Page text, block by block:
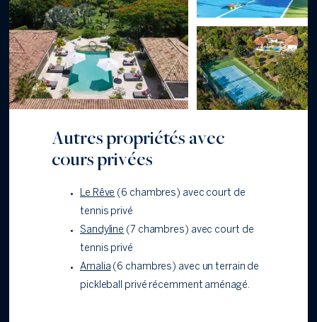
Autres propriétés avec
cours privées
Le Rêve (6 chambres) avec court de
tennis privé
Sandyline (7 chambres) avec court de
tennis privé
Amalia (6 chambres) avec un terrain de
pickleball privé récemment aménagé.